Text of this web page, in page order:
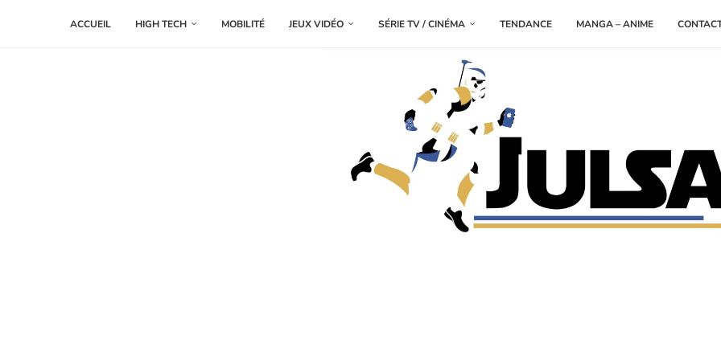
ACCUEIL HIGH TECH MOBILITÉ JEUX VIDÉO SÉRIE TV / CINÉMA TENDANCE MANGA – ANIME